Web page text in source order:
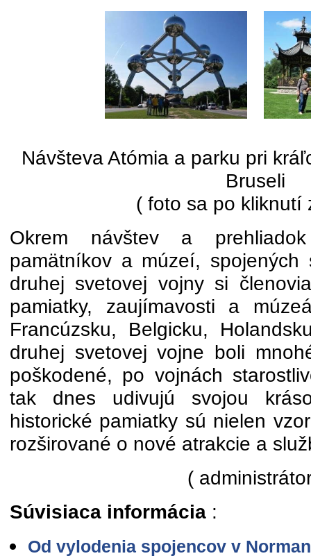
Návšteva Atómia a parku pri
Bruseli
( foto sa po kliknutí
Okrem návštev a
pamätníkov a múzeí,
druhej svetovej vojny si
pamiatky, zaujímavosti a
Francúzsku, Belgicku,
druhej svetovej vojne boli
poškodené, po vojnách
tak dnes udivujú svojou
historické pamiatky sú nielen
rozširované o nové atrakcie a
(
Súvisiaca informácia :
Od vylodenia spojencov v